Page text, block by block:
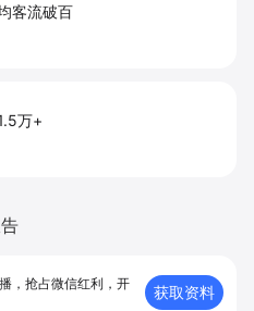
客流破百
万+
，抢占微信红利，开
获取资料